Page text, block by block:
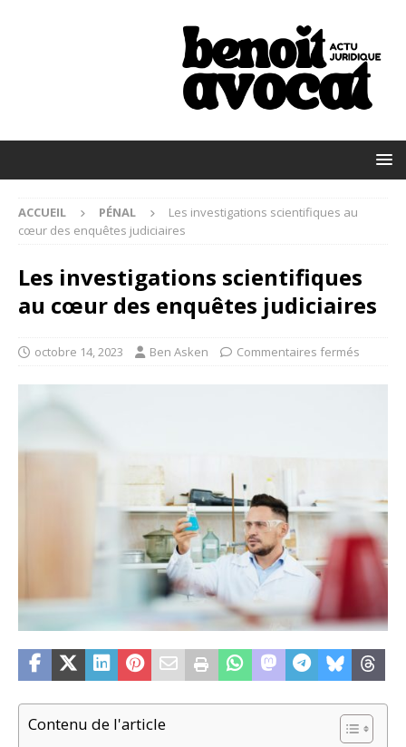
ACCUEIL PÉNAL
Les investigations scientifiques au
cœur des enquêtes judiciaires
Les investigations scientifiques
au cœur des enquêtes judiciaires
octobre 14, 2023 Ben Asken Commentaires fermés
Contenu de l'article